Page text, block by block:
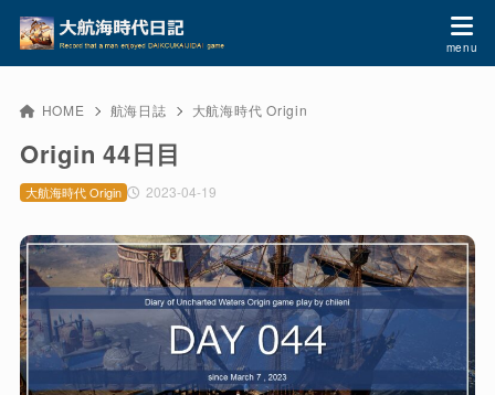
HOME 航海日誌 大航海時代 Origin
Origin 44日目
2023-04-19
大航海時代 Origin